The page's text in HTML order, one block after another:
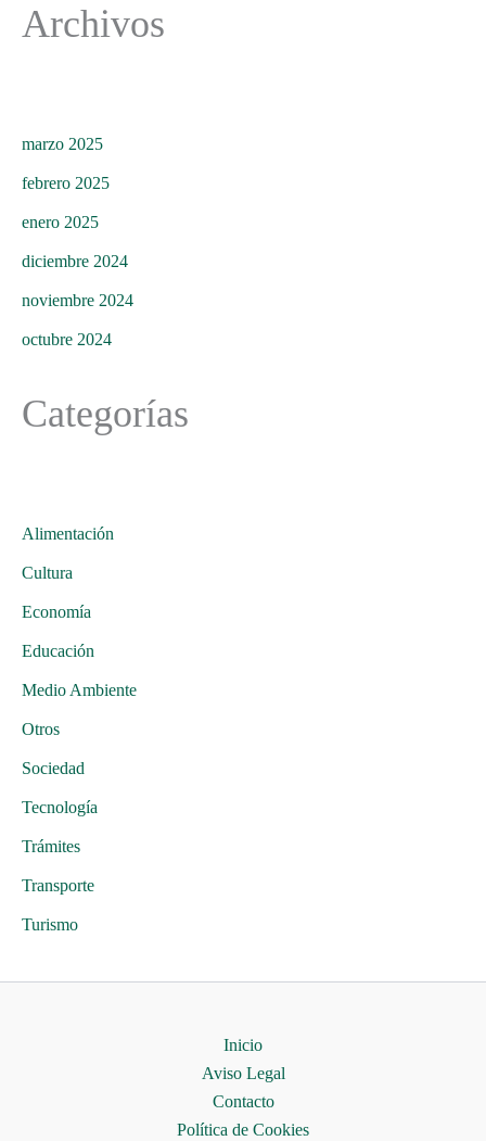
Archivos
marzo 2025
febrero 2025
enero 2025
diciembre 2024
noviembre 2024
octubre 2024
Categorías
Alimentación
Cultura
Economía
Educación
Medio Ambiente
Otros
Sociedad
Tecnología
Trámites
Transporte
Turismo
Inicio
Aviso Legal
Contacto
Política de Cookies